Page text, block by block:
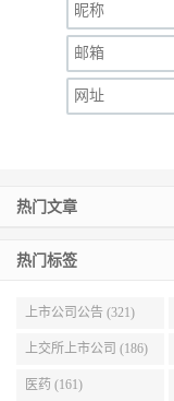
热门文章
热门标签
上市公司公告 (321)
上交所上市公司 (186)
医药 (161)